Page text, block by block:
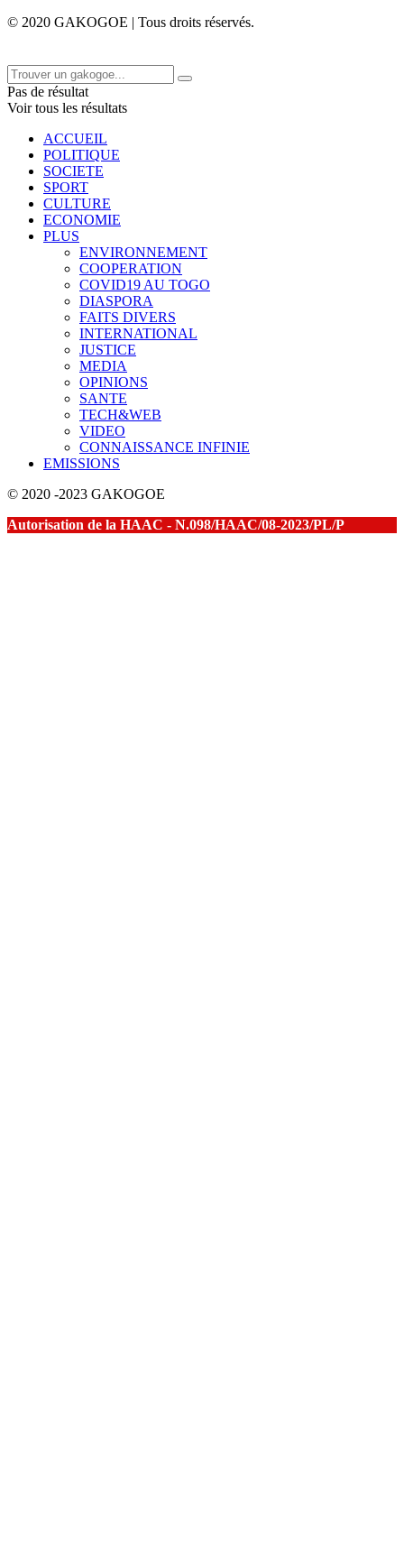
© 2020 GAKOGOE | Tous droits réservés.
Pas de résultat
Voir tous les résultats
ACCUEIL
POLITIQUE
SOCIETE
SPORT
CULTURE
ECONOMIE
PLUS
ENVIRONNEMENT
COOPERATION
COVID19 AU TOGO
DIASPORA
FAITS DIVERS
INTERNATIONAL
JUSTICE
MEDIA
OPINIONS
SANTE
TECH&WEB
VIDEO
CONNAISSANCE INFINIE
EMISSIONS
© 2020 -2023 GAKOGOE
Autorisation de la HAAC - N.098/HAAC/08-2023/PL/P